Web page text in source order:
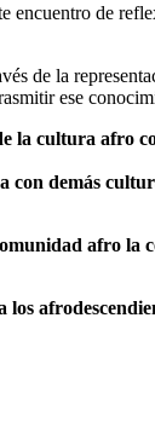
encuentro de
de la
ese
la cultura
demás
afro